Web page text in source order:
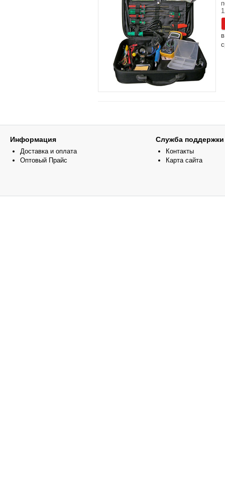
Информация
Доставка и оплата
Оптовый Прайс
Служба поддержки
Контакты
Карта сайта